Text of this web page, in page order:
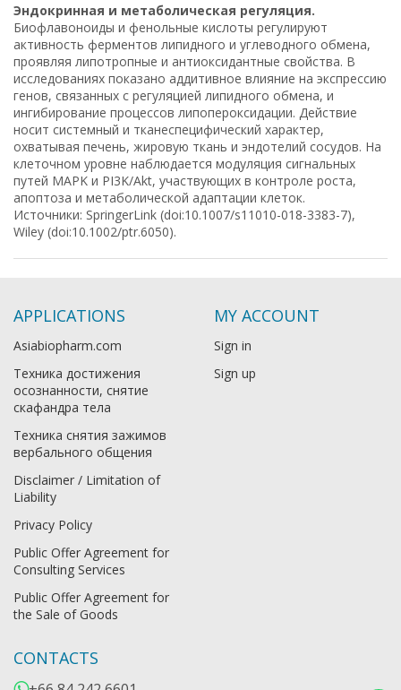
Эндокринная и метаболическая регуляция.
Биофлавоноиды и фенольные кислоты регулируют
активность ферментов липидного и углеводного обмена,
проявляя липотропные и антиоксидантные свойства. В
исследованиях показано аддитивное влияние на экспрессию
генов, связанных с регуляцией липидного обмена, и
ингибирование процессов липопероксидации. Действие
носит системный и тканеспецифический характер,
охватывая печень, жировую ткань и эндотелий сосудов. На
клеточном уровне наблюдается модуляция сигнальных
путей MAPK и PI3K/Akt, участвующих в контроле роста,
апоптоза и метаболической адаптации клеток.
Источники: SpringerLink (doi:10.1007/s11010-018-3383-7),
Wiley (doi:10.1002/ptr.6050).
APPLICATIONS
Asiabiopharm.com
Техника достижения
осознанности, снятие
скафандра тела
Техника снятия зажимов
вербального общения
Disclaimer / Limitation of
Liability
Privacy Policy
Public Offer Agreement for
Consulting Services
Public Offer Agreement for
the Sale of Goods
MY ACCOUNT
Sign in
Sign up
CONTACTS